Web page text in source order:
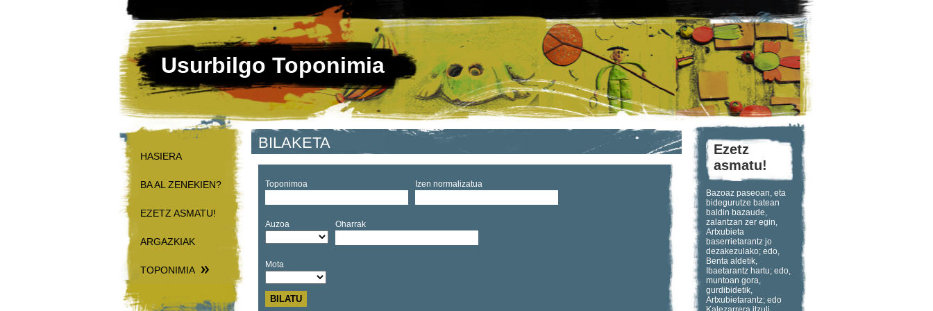
Usurbilgo Toponimia
HASIERA
BA AL ZENEKIEN?
EZETZ ASMATU!
ARGAZKIAK
TOPONIMIA
BILAKETA
Toponimoa Izen normalizatua
Auzoa Oharrak
Mota
Ezetz
asmatu!
Bazoaz paseoan, eta
bidegurutze batean
baldin bazaude,
zalantzan zer egin,
Artxubieta
baserrietarantz jo
dezakezulako; edo,
Benta aldetik,
Ibaetarantz hartu; edo,
muntoan gora,
gurdibidetik,
Artxubietarantz; edo